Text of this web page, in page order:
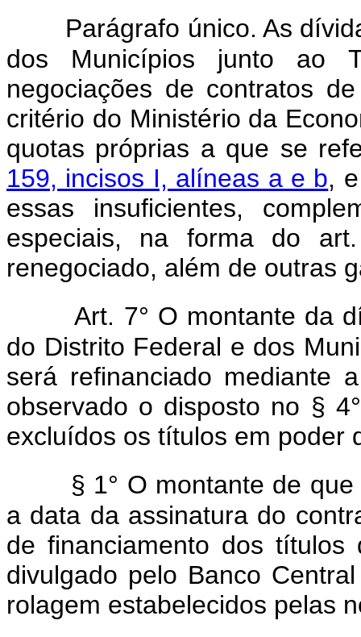
Parágrafo único. As
dos Municípios junto ao
negociações de contratos
critério do Ministério da
quotas próprias a que se
159, incisos I, alíneas a e b,
essas insuficientes,
especiais, na forma do
renegociado, além de outras
Art. 7° O montante da
do Distrito Federal e dos
será refinanciado mediante
observado o disposto no §
excluídos os títulos em poder
§ 1° O montante de
a data da assinatura do
de financiamento dos títulos
divulgado pelo Banco
rolagem estabelecidos pelas